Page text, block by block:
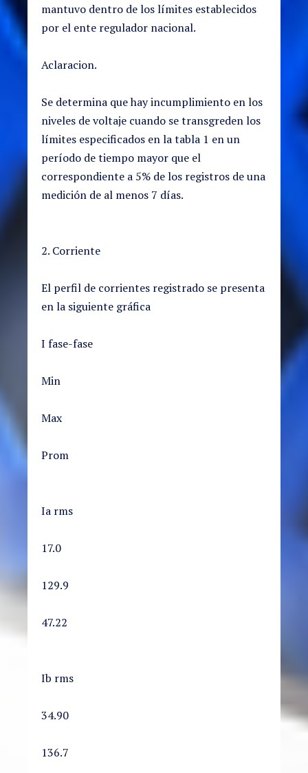
mantuvo dentro de los límites establecidos
por el ente regulador nacional.
Aclaracion.
Se determina que hay incumplimiento en los
niveles de voltaje cuando se transgreden los
límites especificados en la tabla 1 en un
período de tiempo mayor que el
correspondiente a 5% de los registros de una
medición de al menos 7 días.
2. Corriente
El perfil de corrientes registrado se presenta
en la siguiente gráfica
I fase-fase
Min
Max
Prom
Ia rms
17.0
129.9
47.22
Ib rms
34.90
136.7